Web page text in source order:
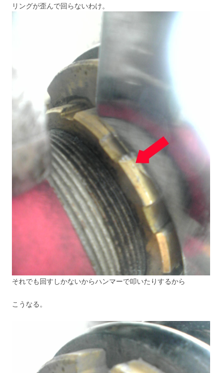
リングが歪んで回らないわけ。
それでも回すしかないからハンマーで叩いたりするから
こうなる。